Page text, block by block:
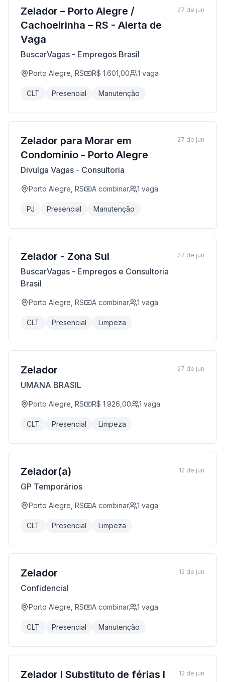
Zelador – Porto Alegre /
Cachoeirinha – RS - Alerta de
Vaga
BuscarVagas - Empregos Brasil
Porto Alegre, RS R$ 1.601,00 1 vaga
CLT Presencial Manutenção
27 de jun
Zelador para Morar em
Condomínio - Porto Alegre
Divulga Vagas - Consultoria
Porto Alegre, RS A combinar 1 vaga
PJ Presencial Manutenção
27 de jun
Zelador - Zona Sul
BuscarVagas - Empregos e Consultoria
Brasil
Porto Alegre, RS A combinar 1 vaga
CLT Presencial Limpeza
27 de jun
Zelador
UMANA BRASIL
Porto Alegre, RS R$ 1.926,00 1 vaga
CLT Presencial Limpeza
27 de jun
Zelador(a)
GP Temporários
Porto Alegre, RS A combinar 1 vaga
CLT Presencial Limpeza
12 de jun
Zelador
Confidencial
Porto Alegre, RS A combinar 1 vaga
CLT Presencial Manutenção
12 de jun
Zelador I Substituto de férias I
12 de jun